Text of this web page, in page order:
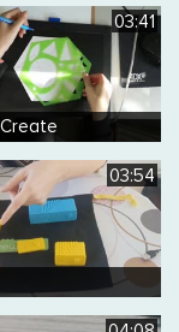
03:41
03:54